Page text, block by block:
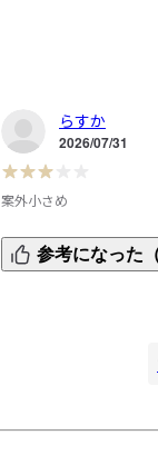
らすか
2026/07/31
案外小さめ
大という割に小さめ
が使い勝手が良かっ
参考になった